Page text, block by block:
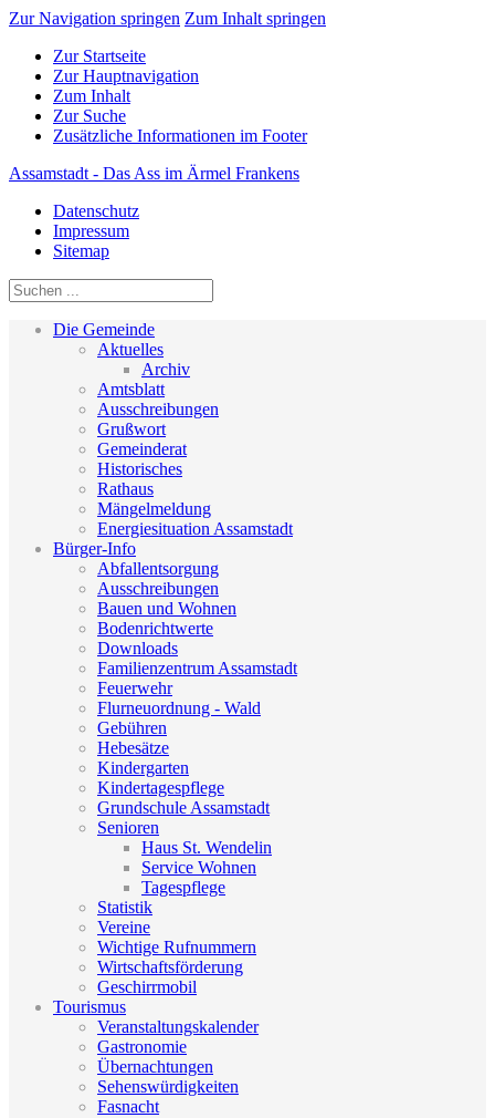
Zur Navigation springen Zum Inhalt springen
Zur Startseite
Zur Hauptnavigation
Zum Inhalt
Zur Suche
Zusätzliche Informationen im Footer
Assamstadt - Das Ass im Ärmel Frankens
Datenschutz
Impressum
Sitemap
Die Gemeinde
Aktuelles
Archiv
Amtsblatt
Ausschreibungen
Grußwort
Gemeinderat
Historisches
Rathaus
Mängelmeldung
Energiesituation Assamstadt
Bürger-Info
Abfallentsorgung
Ausschreibungen
Bauen und Wohnen
Bodenrichtwerte
Downloads
Familienzentrum Assamstadt
Feuerwehr
Flurneuordnung - Wald
Gebühren
Hebesätze
Kindergarten
Kindertagespflege
Grundschule Assamstadt
Senioren
Haus St. Wendelin
Service Wohnen
Tagespflege
Statistik
Vereine
Wichtige Rufnummern
Wirtschaftsförderung
Geschirrmobil
Tourismus
Veranstaltungskalender
Gastronomie
Übernachtungen
Sehenswürdigkeiten
Fasnacht